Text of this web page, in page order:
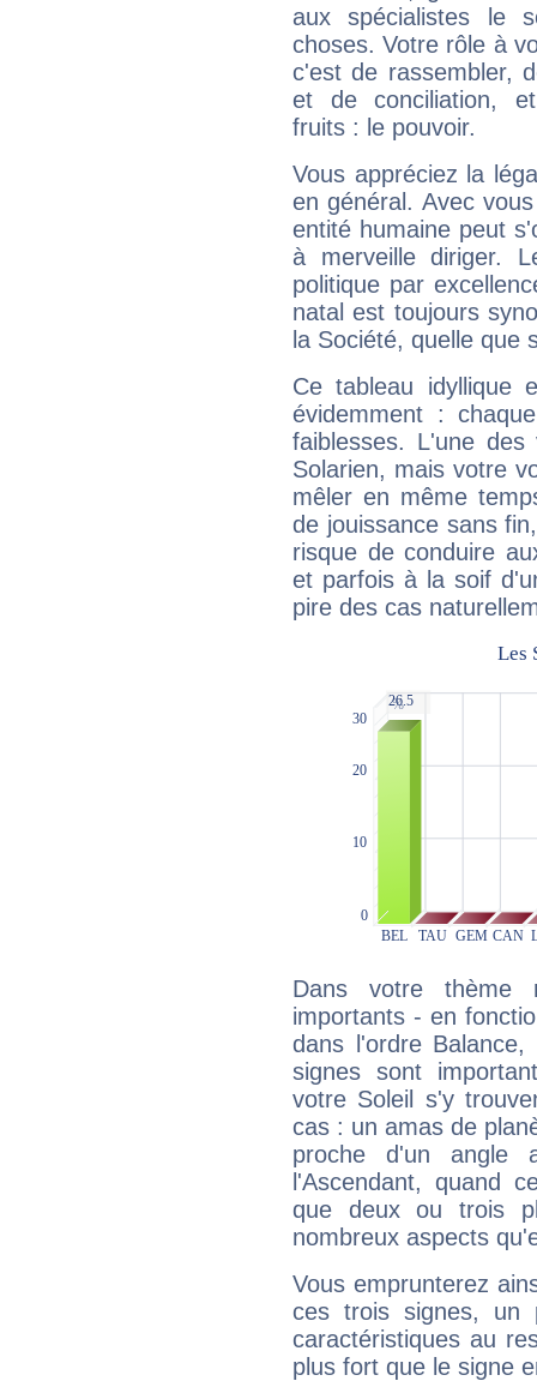
aux spécialistes le
choses. Votre rôle à
c'est de rassembler,
et de conciliation,
fruits : le pouvoir.
Vous appréciez la
en général. Avec
entité humaine peut
à merveille diriger.
politique par
natal est toujours
la Société, quelle que
Ce tableau idyllique
évidemment :
faiblesses. L'une
Solarien, mais votre
mêler en même
de jouissance sans
risque de conduire
et parfois à la soif
pire des cas
Dans votre thème
importants - en
dans l'ordre
signes sont
votre Soleil s'y
cas : un amas de
proche d'un
l'Ascendant, quand
que deux ou trois
nombreux aspects
Vous emprunterez
ces trois signes, un
caractéristiques au
plus fort que le signe